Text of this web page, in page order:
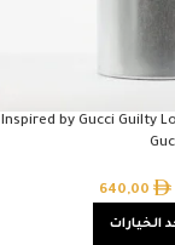
Inspired by Gucci Guilty
640,00
الخيارات